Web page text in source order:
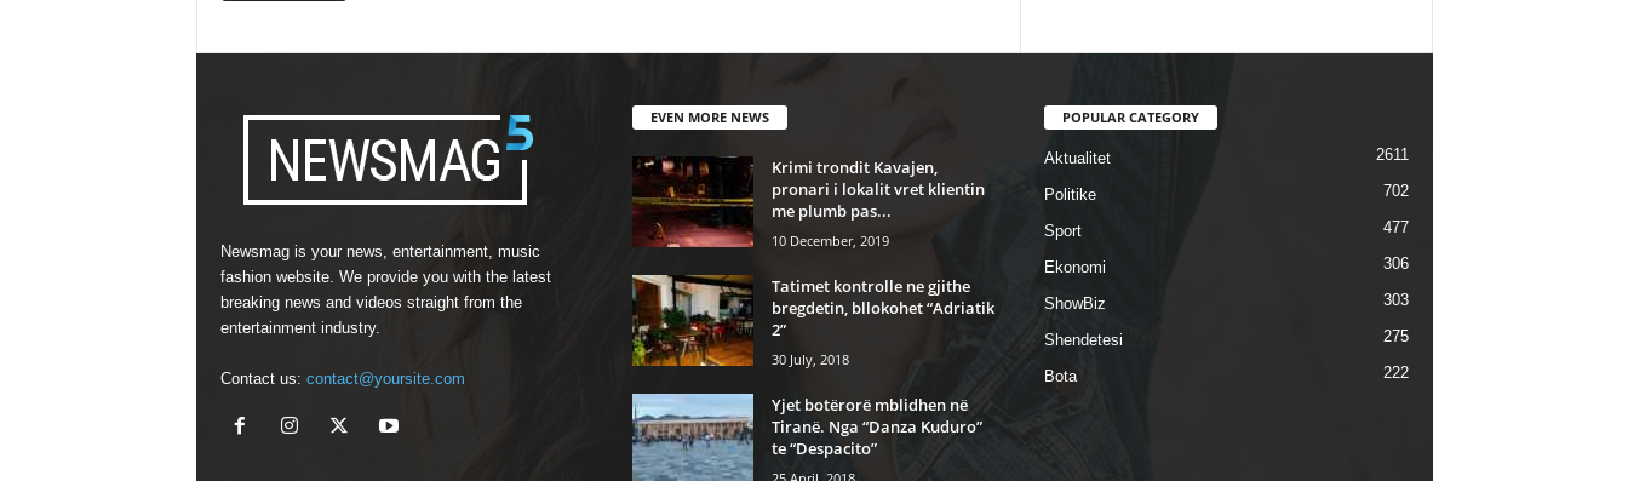
Newsmag is your news, entertainment, music
fashion website. We provide you with the latest
breaking news and videos straight from the
entertainment industry.
Contact us: contact@yoursite.com
EVEN MORE NEWS
Krimi trondit Kavajen,
pronari i lokalit vret klientin
me plumb pas...
10 December, 2019
Tatimet kontrolle ne gjithe
bregdetin, bllokohet “Adriatik
2”
30 July, 2018
Yjet botërorë mblidhen në
Tiranë. Nga “Danza Kuduro”
te “Despacito”
POPULAR CATEGORY
Aktualitet 2611
Politike 702
Sport 477
Ekonomi 306
ShowBiz 303
Shendetesi 275
Bota 222